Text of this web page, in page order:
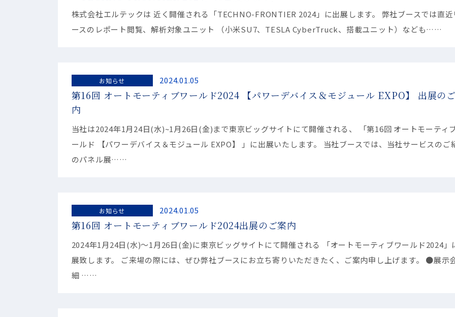
株式会社エルテックは 近く開催される「TECHNO-FRONTIER 2024」に出展します。 弊社ブースでは直近
ースのレポート閲覧、解析対象ユニット （小米SU7、TESLA CyberTruck、搭載ユニット）なども……
お知らせ 2024.01.05
第16回 オートモーティブワールド2024 【パワーデバイス＆モジュール EXPO】 出展の
内
当社は2024年1月24日(水)~1月26日(金)まで東京ビッグサイトにて開催される、 「第16回 オートモーティ
ールド 【パワーデバイス＆モジュール EXPO】 」に出展いたします。 当社ブースでは、当社サービスのご
のパネル展……
お知らせ 2024.01.05
第16回 オートモーティブワールド2024出展のご案内
2024年1月24日(水)～1月26日(金)に東京ビッグサイトにて開催される 「オートモーティブワールド2024」
展致します。 ご来場の際には、ぜひ弊社ブースにお立ち寄りいただきたく、ご案内申し上げます。 ●展示
細 ……